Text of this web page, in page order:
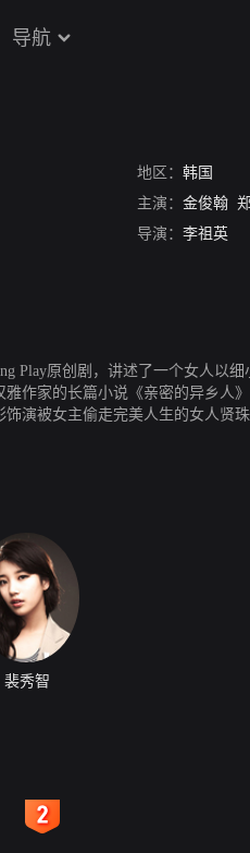
导航
地区： 韩国
主演： 金俊翰
导演： 李祖英
Play原创剧，讲述了一个女人
作家的长篇小说《亲密的异乡人
演被女主偷走完美人生的女人贤
裴秀智